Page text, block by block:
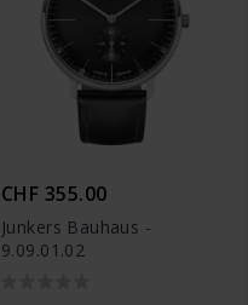
CHF 355.00
Junkers Bauhaus -
9.09.01.02